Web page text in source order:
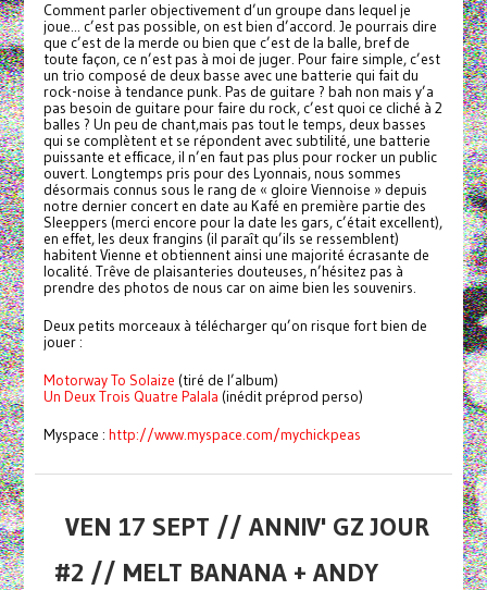
Comment parler objectivement d’un groupe dans lequel je
joue... c’est pas possible, on est bien d’accord. Je pourrais dire
que c’est de la merde ou bien que c’est de la balle, bref de
toute façon, ce n’est pas à moi de juger. Pour faire simple, c’est
un trio composé de deux basse avec une batterie qui fait du
rock-noise à tendance punk. Pas de guitare ? bah non mais y’a
pas besoin de guitare pour faire du rock, c’est quoi ce cliché à 2
balles ? Un peu de chant,mais pas tout le temps, deux basses
qui se complètent et se répondent avec subtilité, une batterie
puissante et efficace, il n’en faut pas plus pour rocker un public
ouvert. Longtemps pris pour des Lyonnais, nous sommes
désormais connus sous le rang de « gloire Viennoise » depuis
notre dernier concert en date au Kafé en première partie des
Sleeppers (merci encore pour la date les gars, c’était excellent),
en effet, les deux frangins (il paraît qu’ils se ressemblent)
habitent Vienne et obtiennent ainsi une majorité écrasante de
localité. Trêve de plaisanteries douteuses, n’hésitez pas à
prendre des photos de nous car on aime bien les souvenirs.
Deux petits morceaux à télécharger qu’on risque fort bien de
jouer :
Motorway To Solaize (tiré de l’album)
Un Deux Trois Quatre Palala (inédit préprod perso)
Myspace : http://www.myspace.com/mychickpeas
VEN 17 SEPT // ANNIV' GZ JOUR
#2 // MELT BANANA + ANDY